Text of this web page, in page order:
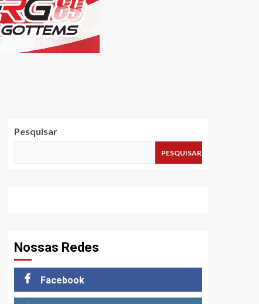
Pesquisar
PESQUISAR
Nossas Redes
Facebook